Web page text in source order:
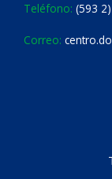
Teléfono: (593
Correo: